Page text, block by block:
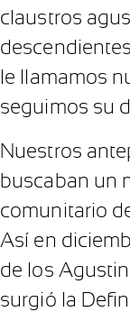
claustros
le llamamos
seguimos su
Nuestros
buscaban un
comunitario
Así en
de los
surgió la